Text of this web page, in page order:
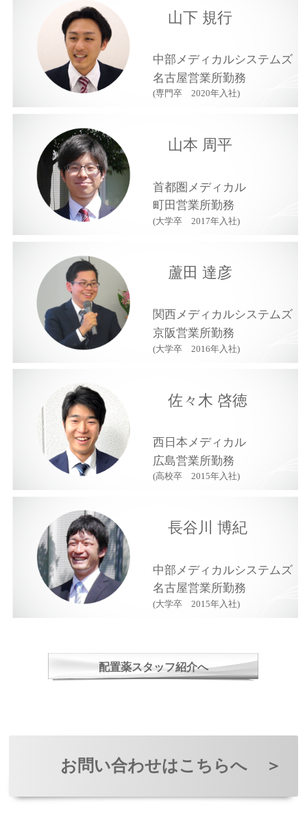
山下 規行
中部メディカルシステムズ
名古屋営業所勤務
(専門卒 2020年入社)
山本 周平
首都圏メディカル
町田営業所勤務
(大学卒 2017年入社)
蘆田 達彦
関西メディカルシステムズ
京阪営業所勤務
(大学卒 2016年入社)
佐々木 啓徳
西日本メディカル
広島営業所勤務
(高校卒 2015年入社)
長谷川 博紀
中部メディカルシステムズ
名古屋営業所勤務
(大学卒 2015年入社)
配置薬スタッフ紹介へ
お問い合わせはこちらへ ＞